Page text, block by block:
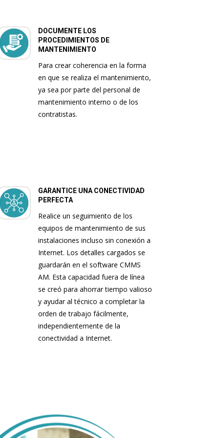
DOCUMENTE LOS
PROCEDIMIENTOS DE
MANTENIMIENTO
Para crear coherencia en la forma
en que se realiza el mantenimiento,
ya sea por parte del personal de
mantenimiento interno o de los
contratistas.
GARANTICE UNA CONECTIVIDAD
PERFECTA
Realice un seguimiento de los
equipos de mantenimiento de sus
instalaciones incluso sin conexión a
Internet. Los detalles cargados se
guardarán en el software CMMS
AM. Esta capacidad fuera de línea
se creó para ahorrar tiempo valioso
y ayudar al técnico a completar la
orden de trabajo fácilmente,
independientemente de la
conectividad a Internet.